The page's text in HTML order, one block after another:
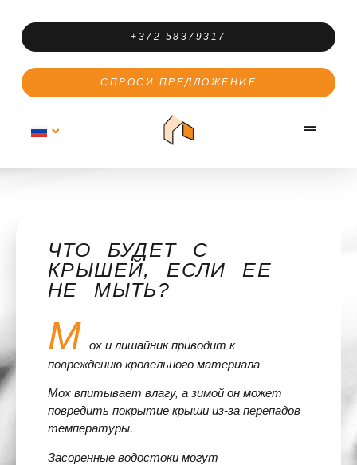
+372 58379317
СПРОСИ ПРЕДЛОЖЕНИЕ
ЧТО БУДЕТ С
КРЫШЕЙ, ЕСЛИ ЕЕ
НЕ МЫТЬ?
М ох и лишайник приводит к
повреждению кровельного материала
Мох впитывает влагу, а зимой он может
повредить покрытие крыши из-за перепадов
температуры.
Засоренные водостоки могут